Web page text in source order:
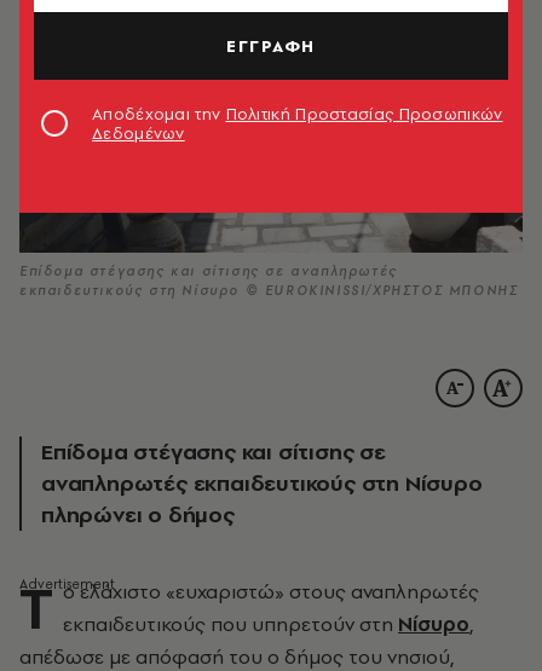
Επίδομα στέγασης και σίτισης σε αναπληρωτές
εκπαιδευτικούς στη Νίσυρο © EUROKINISSI/ΧΡΗΣΤΟΣ ΜΠΟΝΗΣ
Επίδομα στέγασης και σίτισης σε
αναπληρωτές εκπαιδευτικούς στη Νίσυρο
πληρώνει ο δήμος
Τ ο ελάχιστο «ευχαριστώ» στους αναπληρωτές
εκπαιδευτικούς που υπηρετούν στη Νίσυρο,
απέδωσε με απόφασή του ο δήμος του νησιού,
ΕΓΓΡΑΦΗ
Αποδέχομαι την Πολιτική Προστασίας Προσωπικών
Δεδομένων